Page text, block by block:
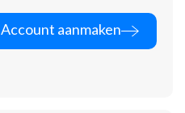
Account aanmaken